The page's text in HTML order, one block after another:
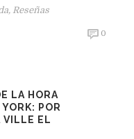
, Reseñas
0
LA HORA
POR
VILLE EL